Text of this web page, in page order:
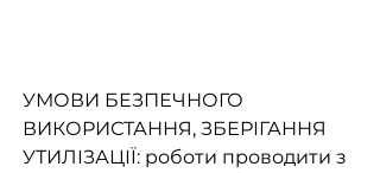
УМОВИ БЕЗПЕЧНОГО
ВИКОРИСТАННЯ, ЗБЕРІГАННЯ
УТИЛІЗАЦІЇ: роботи проводити з